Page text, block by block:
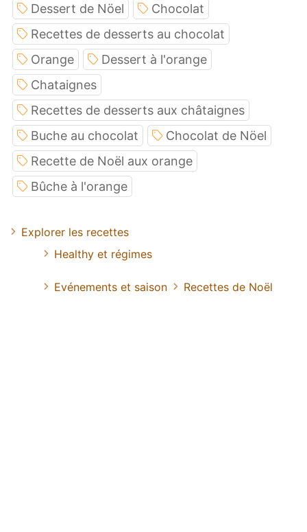
Dessert de Nöel
Chocolat
Recettes de desserts au chocolat
Orange
Dessert à l'orange
Chataignes
Recettes de desserts aux châtaignes
Buche au chocolat
Chocolat de Nöel
Recette de Noël aux orange
Bûche à l'orange
Explorer les recettes
Healthy et régimes
Evénements et saison Recettes de Noël